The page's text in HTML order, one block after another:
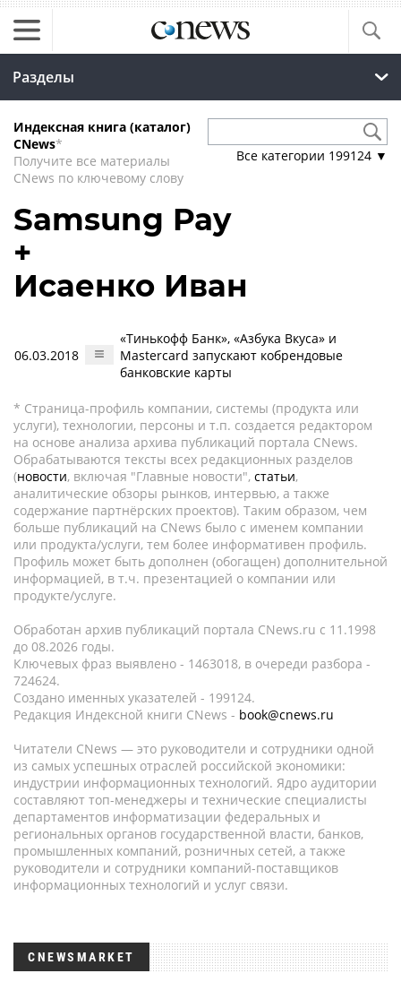
Разделы
Индексная книга (каталог)
CNews*
Получите все материалы
CNews по ключевому слову
Все категории 199124 ▼
Samsung Pay
+
Исаенко Иван
06.03.2018
«Тинькофф Банк», «Азбука Вкуса» и
Mastercard запускают кобрендовые
банковские карты
* Страница-профиль компании, системы (продукта или
услуги), технологии, персоны и т.п. создается редактором
на основе анализа архива публикаций портала CNews.
Обрабатываются тексты всех редакционных разделов
(новости, включая "Главные новости", статьи,
аналитические обзоры рынков, интервью, а также
содержание партнёрских проектов). Таким образом, чем
больше публикаций на CNews было с именем компании
или продукта/услуги, тем более информативен профиль.
Профиль может быть дополнен (обогащен) дополнительной
информацией, в т.ч. презентацией о компании или
продукте/услуге.
Обработан архив публикаций портала CNews.ru c 11.1998
до 08.2026 годы.
Ключевых фраз выявлено - 1463018, в очереди разбора -
724624.
Создано именных указателей - 199124.
Редакция Индексной книги CNews - book@cnews.ru
Читатели CNews — это руководители и сотрудники одной
из самых успешных отраслей российской экономики:
индустрии информационных технологий. Ядро аудитории
составляют топ-менеджеры и технические специалисты
департаментов информатизации федеральных и
региональных органов государственной власти, банков,
промышленных компаний, розничных сетей, а также
руководители и сотрудники компаний-поставщиков
информационных технологий и услуг связи.
CNEWSMARKET